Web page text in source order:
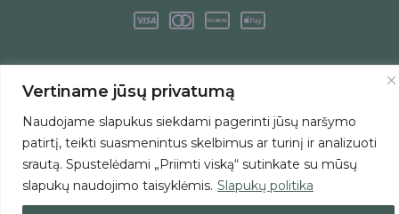
Vertiname jūsų privatumą
Naudojame slapukus siekdami pagerinti jūsų naršymo
patirtį, teikti suasmenintus skelbimus ar turinį ir analizuoti
srautą. Spustelėdami „Priimti viską“ sutinkate su mūsų
slapukų naudojimo taisyklėmis. Slapukų politika